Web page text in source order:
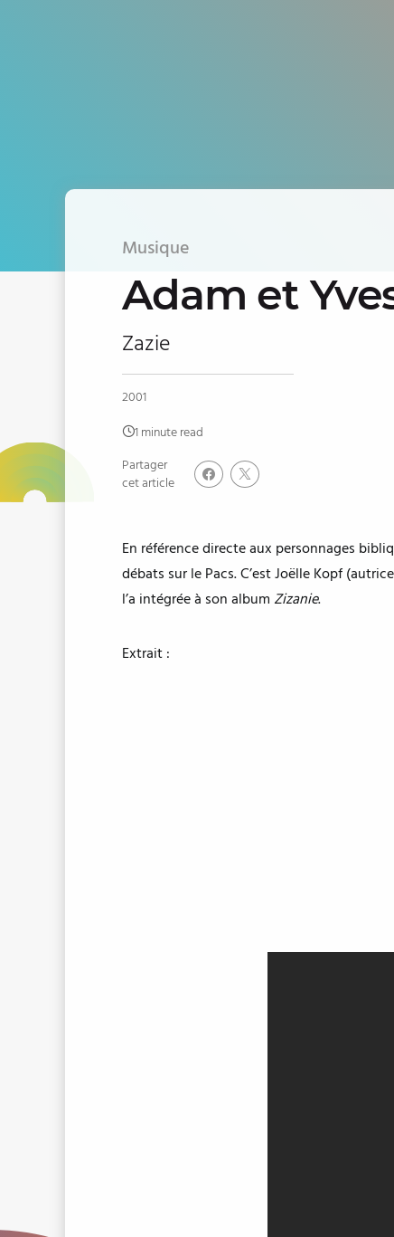
Musique
Adam et
Zazie
2001
1 minute read
Partager
cet article
En référence directe aux personnages
débats sur le Pacs. C’est Joëlle Kopf
l’a intégrée à son album Zizanie.
Extrait :